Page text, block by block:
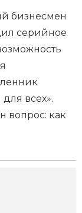
бизнесмен
серийное
всех».
вопрос: как